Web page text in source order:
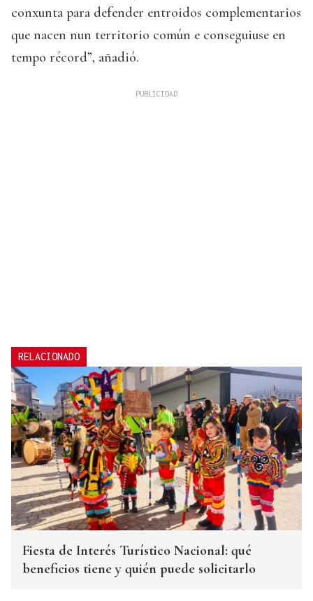
conxunta para defender entroidos complementarios
que nacen nun territorio común e conseguiuse en
tempo récord”, añadió.
RELACIONADO
Fiesta de Interés Turístico Nacional: qué
beneficios tiene y quién puede solicitarlo